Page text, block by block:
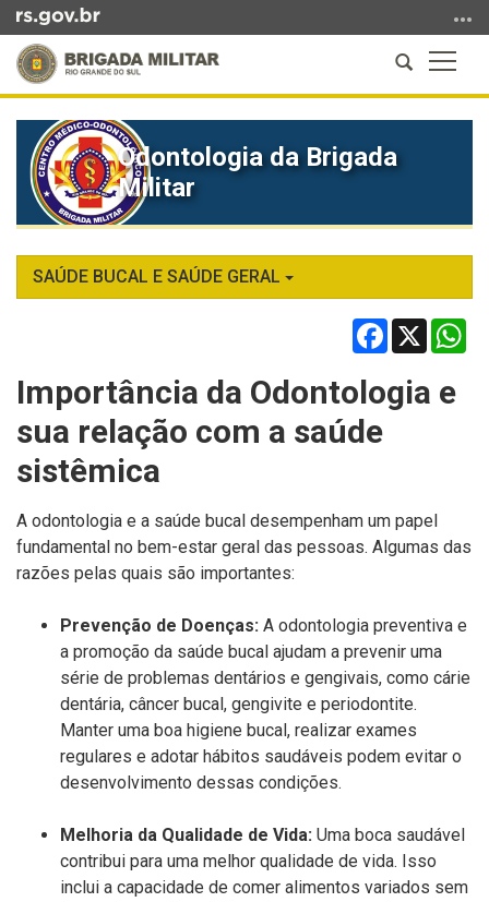
para
conteúdo
menu
busca
a
Abrir
a
busca
conteúdo
Odontologia da Brigada
Militar
SAÚDE BUCAL E SAÚDE GERAL
Facebook
X
Importância da Odontologia e
sua relação com a saúde
sistêmica
A odontologia e a saúde bucal desempenham um papel
fundamental no bem-estar geral das pessoas. Algumas das
razões pelas quais são importantes:
Prevenção de Doenças: A odontologia preventiva e
a promoção da saúde bucal ajudam a prevenir uma
série de problemas dentários e gengivais, como cárie
dentária, câncer bucal, gengivite e periodontite.
Manter uma boa higiene bucal, realizar exames
regulares e adotar hábitos saudáveis podem evitar o
desenvolvimento dessas condições.
Melhoria da Qualidade de Vida: Uma boca saudável
contribui para uma melhor qualidade de vida. Isso
inclui a capacidade de comer alimentos variados sem